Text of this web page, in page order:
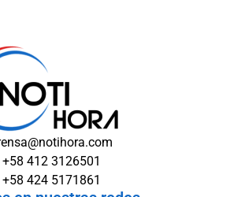
+58 412 3126501
+58 424 5171861